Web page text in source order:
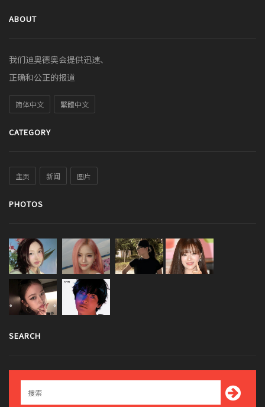
ABOUT
我们迪奥德奥会提供迅速、
正确和公正的报道
简体中文 繁體中文
CATEGORY
主页 新闻 图片
PHOTOS
SEARCH